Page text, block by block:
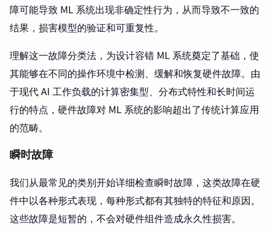
障可能导致 ML 系统出现非确定性行为，从而导致不一致的
结果，损害模型的验证和可重复性。
理解这一故障分类法，为设计容错 ML 系统奠定了基础，使
其能够在不同的操作环境中检测、缓解和恢复硬件故障。由
于现代 AI 工作负载的计算密集型、分布式特性和长时间运
行的特点，硬件故障对 ML 系统的影响超出了传统计算应用
的范畴。
瞬时故障
我们从最常见的类别开始详细检查瞬时故障，这类故障在硬
件中以各种形式表现，每种形式都有其独特的特征和原因。
这些故障是短暂的，不会对硬件组件造成永久性损害。